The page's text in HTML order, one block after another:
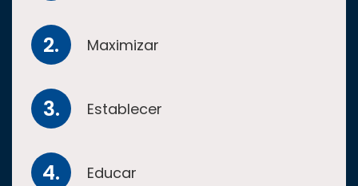
Maximizar
Establecer
Educar